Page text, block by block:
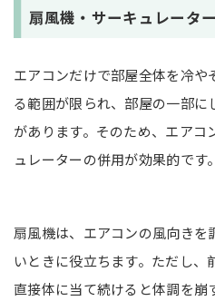
扇風機・サーキュレータ
エアコンだけで部屋全体を冷
る範囲が限られ、部屋の一部
があります。そのため、エアコ
ュレーターの併用が効果的です。
扇風機は、エアコンの風向き
いときに役立ちます。ただし、
直接体に当て続けると体調を崩